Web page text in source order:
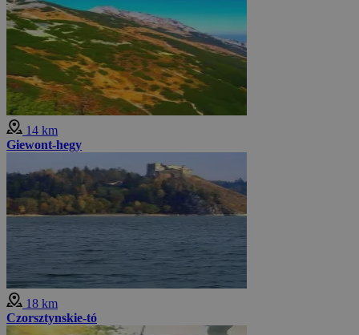
14 km
Giewont-hegy
18 km
Czorsztynskie-tó